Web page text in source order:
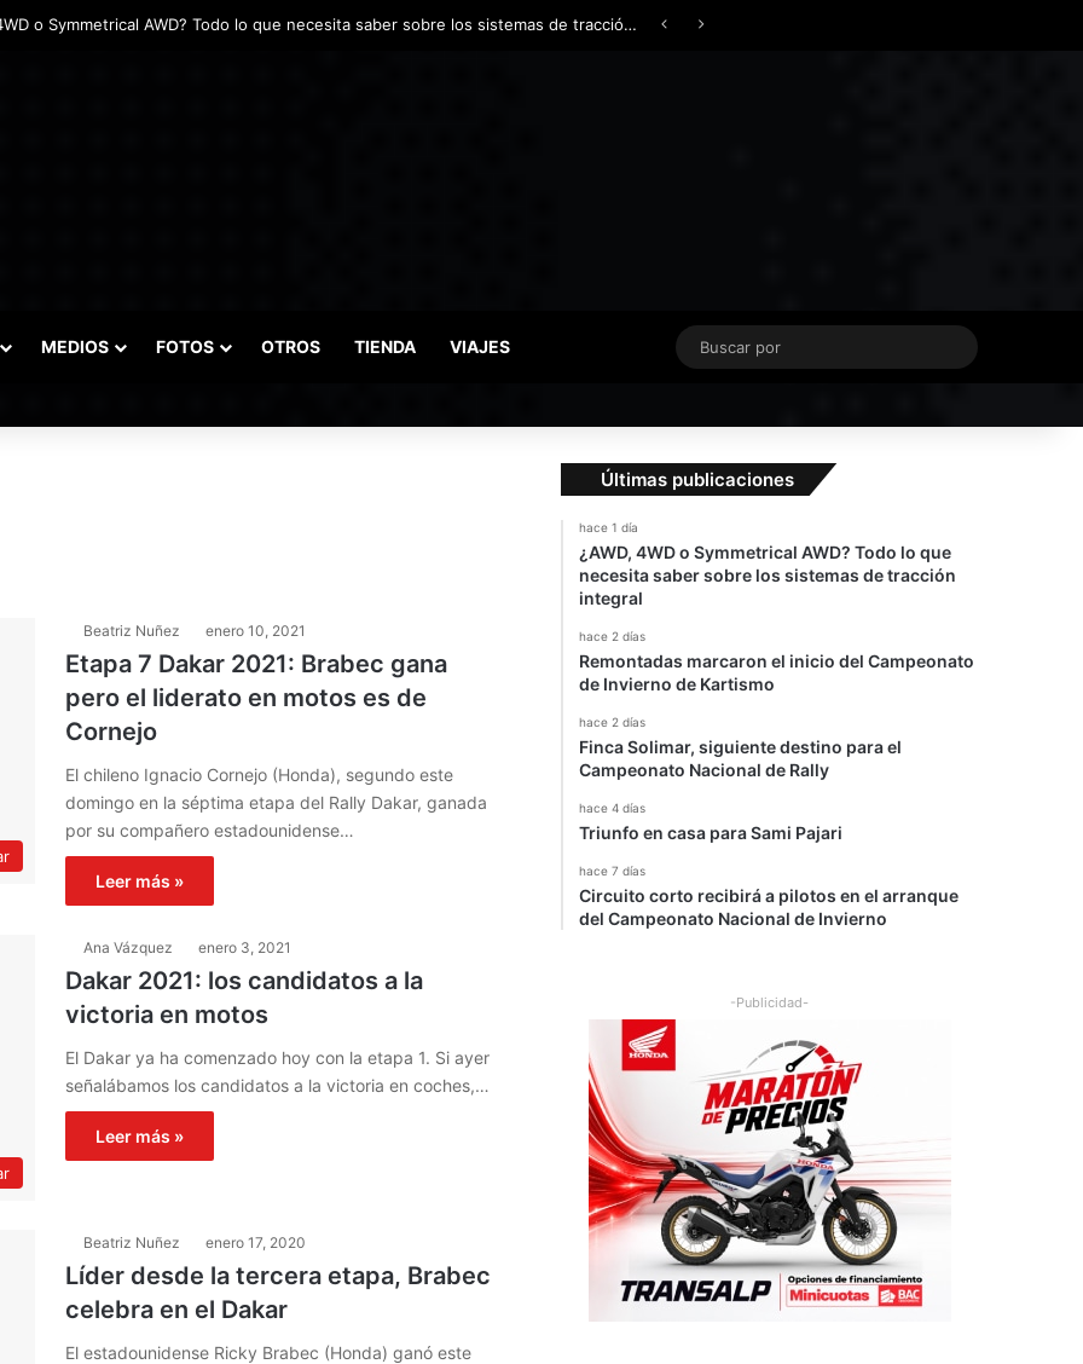
¿AWD, 4WD o Symmetrical AWD? Todo lo que necesita saber sobre los sistemas de tracción integral
MEDIOS FOTOS OTROS TIENDA VIAJES
Buscar
Beatriz Nuñez enero 10, 2021
Etapa 7 Dakar 2021: Brabec gana
pero el liderato en motos es de
Cornejo
El chileno Ignacio Cornejo (Honda), segundo este
domingo en la séptima etapa del Rally Dakar, ganada
por su compañero estadounidense…
Leer más »
Ana Vázquez enero 3, 2021
Dakar 2021: los candidatos a la
victoria en motos
El Dakar ya ha comenzado hoy con la etapa 1. Si ayer
señalábamos los candidatos a la victoria en coches,…
Leer más »
Beatriz Nuñez enero 17, 2020
Líder desde la tercera etapa, Brabec
celebra en el Dakar
El estadounidense Ricky Brabec (Honda) ganó este
Últimas publicaciones
hace 1 día
¿AWD, 4WD o Symmetrical AWD? Todo lo que
necesita saber sobre los sistemas de tracción
integral
hace 2 días
Remontadas marcaron el inicio del Campeonato
de Invierno de Kartismo
hace 2 días
Finca Solimar, siguiente destino para el
Campeonato Nacional de Rally
hace 4 días
Triunfo en casa para Sami Pajari
hace 7 días
Circuito corto recibirá a pilotos en el arranque
del Campeonato Nacional de Invierno
-Publicidad-